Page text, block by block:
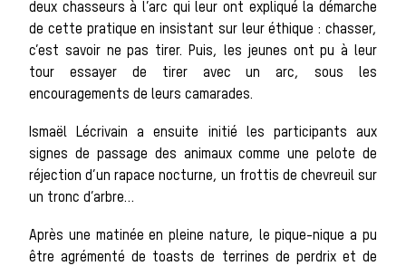
Les chevaux de
chasse
Les veneurs
La vènerie contemporaine
deux chasseurs à l’arc qui leur ont expliqué la démarche
de cette pratique en insistant sur leur éthique : chasser,
c’est savoir ne pas tirer. Puis, les jeunes ont pu à leur
tour essayer de tirer avec un arc, sous les
encouragements de leurs camarades.
Ismaël Lécrivain a ensuite initié les participants aux
signes de passage des animaux comme une pelote de
réjection d’un rapace nocturne, un frottis de chevreuil sur
un tronc d’arbre…
Après une matinée en pleine nature, le pique-nique a pu
être agrémenté de toasts de terrines de perdrix et de